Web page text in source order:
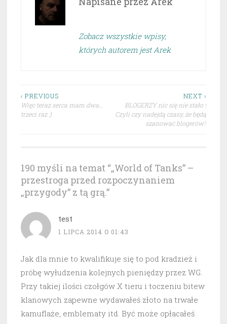
Zobacz wszystkie wpisy,
których autorem jest Arek
Nawigacja
wpisu
‹ PREVIOUS
Więc teraz serca mam dwa…
trzeci raz :)
NEXT ›
BLOGERZY nic się nie stało !
Czyli czy nadejdą czasy, że będą
szanować blogerów?
190 myśli na temat “„World of Tanks” –
przestroga przed rozpoczynaniem
„przygody” z tą grą.”
test
1 LIPCA 2014 O 01:43
Jak dla mnie to kwalifikuje się to pod kradzież i
próbę wyłudzenia kolejnych pieniędzy przez WG.
Przy takiej ilości czołgów X tieru i toczeniu bitew
klanowych zapewne wydawałeś złoto na trwałe
kamuflaże, emblematy itd. Być może opłacałeś